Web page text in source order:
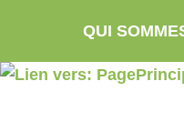
Aller au contenu
QUI